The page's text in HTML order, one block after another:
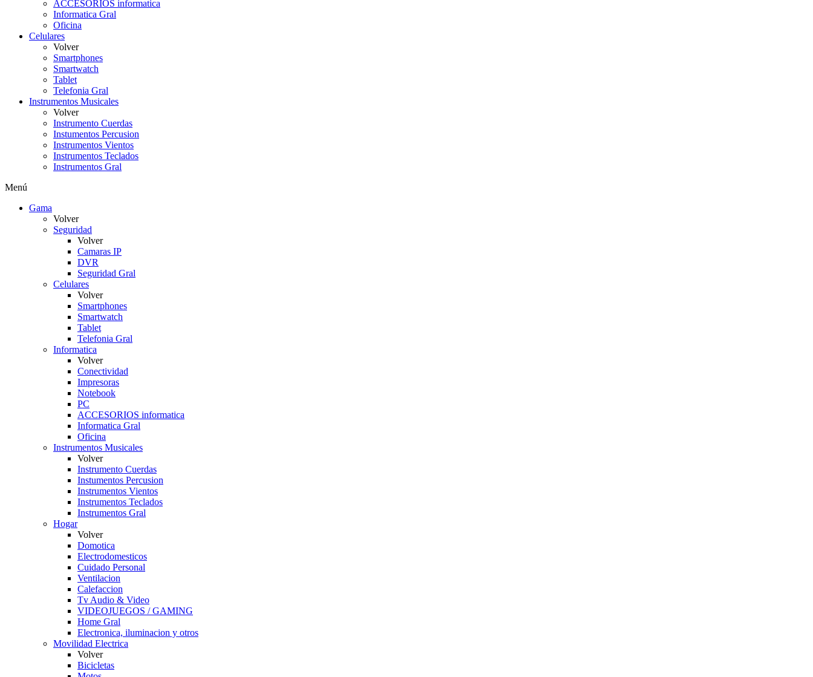
ACCESORIOS informatica
Informatica Gral
Oficina
Celulares
Volver
Smartphones
Smartwatch
Tablet
Telefonia Gral
Instrumentos Musicales
Volver
Instrumento Cuerdas
Instumentos Percusion
Instrumentos Vientos
Instrumentos Teclados
Instrumentos Gral
Menú
Gama
Volver
Seguridad
Volver
Camaras IP
DVR
Seguridad Gral
Celulares
Volver
Smartphones
Smartwatch
Tablet
Telefonia Gral
Informatica
Volver
Conectividad
Impresoras
Notebook
PC
ACCESORIOS informatica
Informatica Gral
Oficina
Instrumentos Musicales
Volver
Instrumento Cuerdas
Instumentos Percusion
Instrumentos Vientos
Instrumentos Teclados
Instrumentos Gral
Hogar
Volver
Domotica
Electrodomesticos
Cuidado Personal
Ventilacion
Calefaccion
Tv Audio & Video
VIDEOJUEGOS / GAMING
Home Gral
Electronica, iluminacion y otros
Movilidad Electrica
Volver
Bicicletas